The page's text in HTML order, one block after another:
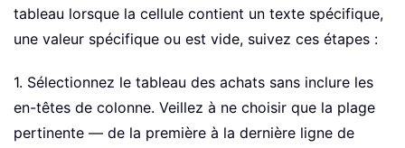
tableau lorsque la cellule contient un texte spécifique,
une valeur spécifique ou est vide, suivez ces étapes :
1. Sélectionnez le tableau des achats sans inclure les
en-têtes de colonne. Veillez à ne choisir que la plage
pertinente — de la première à la dernière ligne de